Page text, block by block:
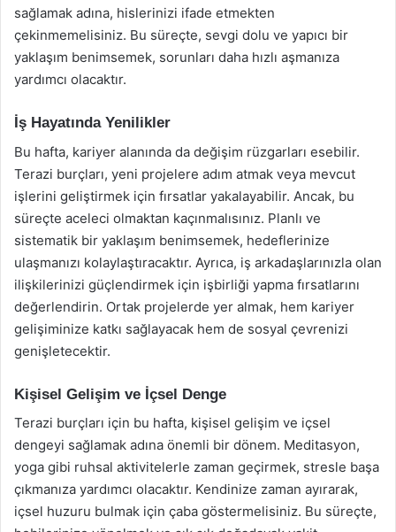
sağlamak adına, hislerinizi ifade etmekten
çekinmemelisiniz. Bu süreçte, sevgi dolu ve yapıcı bir
yaklaşım benimsemek, sorunları daha hızlı aşmanıza
yardımcı olacaktır.
İş Hayatında Yenilikler
Bu hafta, kariyer alanında da değişim rüzgarları esebilir.
Terazi burçları, yeni projelere adım atmak veya mevcut
işlerini geliştirmek için fırsatlar yakalayabilir. Ancak, bu
süreçte aceleci olmaktan kaçınmalısınız. Planlı ve
sistematik bir yaklaşım benimsemek, hedeflerinize
ulaşmanızı kolaylaştıracaktır. Ayrıca, iş arkadaşlarınızla olan
ilişkilerinizi güçlendirmek için işbirliği yapma fırsatlarını
değerlendirin. Ortak projelerde yer almak, hem kariyer
gelişiminize katkı sağlayacak hem de sosyal çevrenizi
genişletecektir.
Kişisel Gelişim ve İçsel Denge
Terazi burçları için bu hafta, kişisel gelişim ve içsel
dengeyi sağlamak adına önemli bir dönem. Meditasyon,
yoga gibi ruhsal aktivitelerle zaman geçirmek, stresle başa
çıkmanıza yardımcı olacaktır. Kendinize zaman ayırarak,
içsel huzuru bulmak için çaba göstermelisiniz. Bu süreçte,